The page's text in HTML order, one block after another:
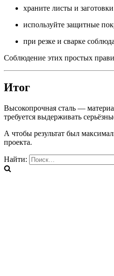
храните листы и
используйте защитные
при резке и сварке
Соблюдение этих простых
Итог
Высокопрочная сталь —
требуется выдерживать
А чтобы результат был
проекта.
Найти: